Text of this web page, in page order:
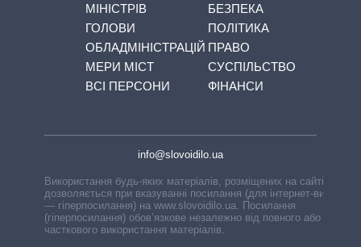
МІНІСТРІВ
ГОЛОВИ
ОБЛАДМІНІСТРАЦІЙ
МЕРИ МІСТ
ВСІ ПЕРСОНИ
БЕЗПЕКА
ПОЛІТИКА
ПРАВО
СУСПІЛЬСТВО
ФІНАНСИ
info@slovoidilo.ua
Використання будь-яких матеріалів, розміщених на сайті,
дозволяється при вказуванні посилання (для інтернет-видань
— гіперпосилання) на www.slovoidilo.ua. Посилання
(гіперпосилання) обов’язкове незалежно від повного або
часткового використання матеріалів.